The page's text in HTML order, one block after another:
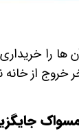
ها را
خروج از